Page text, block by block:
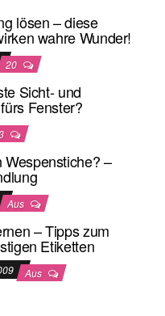
lösen – diese
wahre Wunder!
20
Sicht- und
Fenster?
–
Aus
– Tipps zum
Etiketten
Aus